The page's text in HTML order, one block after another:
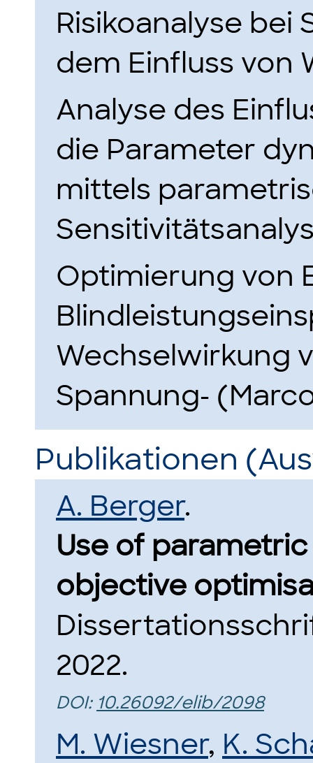
Risikoanalyse
dem Einfluss von
Analyse des
die Parameter
mittels
Optimierung von
Wechselwirkung
Spannung-
Publikationen
A. Berger.
Use of
objective
2022.
DOI: 10.26092/elib/2098
M. Wiesner, K.